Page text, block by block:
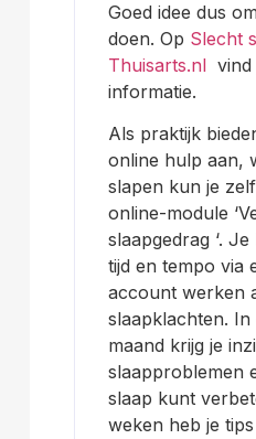
Goed idee dus
doen. Op Slecht
Thuisarts.nlvind
informatie.
Als praktijk
online hulp aan,
slapen kun je
online-module
slaapgedrag ‘.
tijd en tempo via
account werken
slaapklachten. In
maand krijg je
slaapproblemen
slaap kunt
weken heb je